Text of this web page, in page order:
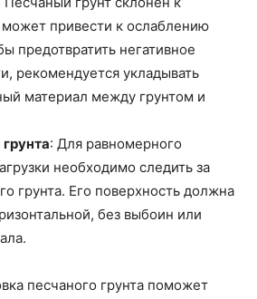
привести к ослаблению
предотвратить негативное
рекомендуется укладывать
материал между грунтом и
: Для равномерного
необходимо следить за
грунта. Его поверхность должна
без выбоин или
песчаного грунта поможет